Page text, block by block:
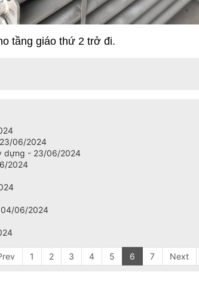
tầng giáo thứ 2 trở đi.
06/2024
dựng - 23/06/2024
2024
04/06/2024
1 2 3 4 5 6 7 Next